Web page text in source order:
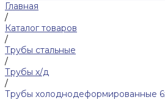
Главная
/
Каталог товаров
/
Трубы стальные
/
Трубы х/д
/
Трубы холоднодеформированные